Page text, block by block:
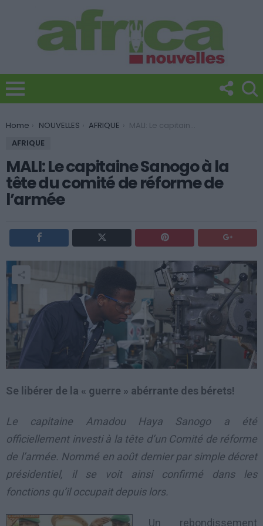
You are here:
Home NOUVELLES AFRIQUE
MALI: Le capitaine Sanogo à la tête du comité de réforme de l’armée
AFRIQUE
MALI: Le capitaine Sanogo à la
tête du comité de réforme de
l’armée
Se libérer de la « guerre » abérrante des bérets!
Le capitaine Amadou Haya Sanogo a été
officiellement investi à la tête d’un Comité de réforme
de l’armée. Nommé en août dernier par simple décret
présidentiel, il se voit ainsi confirmé dans les
fonctions qu’il occupait depuis lors.
Un rebondissement